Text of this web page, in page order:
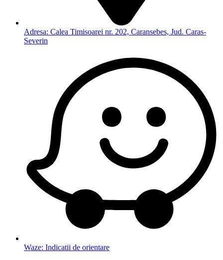
Adresa: Calea Timisoarei nr. 202, Caransebes, Jud. Caras-
Severin
Waze: Indicatii de orientare